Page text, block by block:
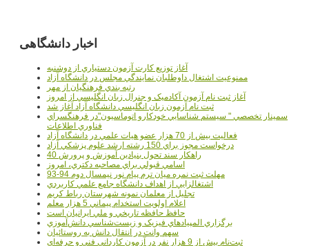
اخبار دانشگاهی
آغاز توزيع کارت آزمون دستياري از دوشنبه
ممنوعيت اشتغال داوطلبان نمايندگي مجلس در دانشگاه آزاد
رتبه بندي فرهنگيان از مهر
آغاز ثبت نام آزمون آکادميک و جنرال زبان انگليسي از امروز
ثبت نام آزمون زبان انگليسي دانشگاه آزاد آغاز شد
سمينار تخصصي " سيستم شناسايي خودکارو اتوماسيون"در فرهنگسراي
فناوري اطلاعات
فعاليت بيش از 70 هزار عضو هيات علمي در دانشگاه آزاد
درخواست مجوز براي 150 رشته ارشد علوم پزشکي آزاد
40 راهکار سند تحول بنيادين آموزش و پرورش
اسامي قبولي براي مصاحبه دکتري، امروز
مهلت ثبت نمره میان ترم پیام نور نیمسال دوم 94-93
اشتغالزايي از اهداف دانشگاه جامع علمي کاربردي
تجليل از معلمان نمونه شهرستان رباط کريم
اعلام اولويت استخدام پيماني 5 هزار معلم
حافظ حافظه تاريخي و ملي ايرانيان است
برگزاري المپيادهاي فيزيک و زيست‌شناسي دانش‌آموزي
سهم وانت در انتقال دانش به روستائيان
ثبت‌نام بيش از 9 هزار نفر در آزمون کارداني فني و حرفه‌اي